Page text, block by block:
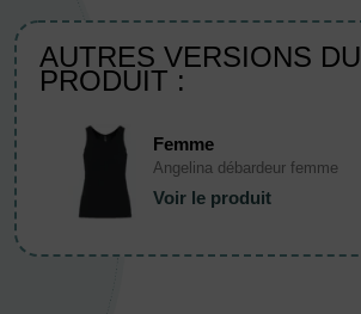
AUTRES VERSIONS DU
PRODUIT :
Femme
Angelina débardeur femme
Voir le produit